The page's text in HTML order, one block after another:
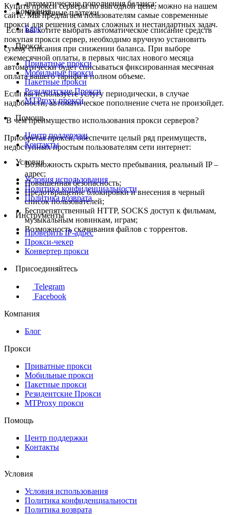
автоматические пополнения баланса;
помесячные платежи.
Если вы хотите выбрать автоматическое списание средств
покупая прокси сервер, необходимо вручную установить
сумму списания при снижении баланса. При выборе
ежемесячной оплаты, в первых числах нового месяца
автоматически будет списываться фиксированная месячная
оплата вашего тарифа в полном объеме.
Если вы используете услугу периодически, в случае
надобности, автоматическое пополнение счета не произойдет.
В чем преимущество использования прокси серверов?
Приобретая прокси, обеспечите целый ряд преимуществ,
недоступных простым пользователям сети интернет:
Возможность скрыть место пребывания, реальный IP –
адрес;
Повышенная безопасность;
Предотвращение блокировки и внесения в черный
список пользователей;
Беспрепятственный HTTP, SOCKS доступ к фильмам,
музыкальным новинкам, играм;
Возможность скачивания файлов с торрентов.
Купить прокси серверы по выгодной цене, можно на нашем
сайте. Мы предлагаем пользователям самые современные
прокси для решения самых сложных и нестандартных задач.
Компания
Блог
Прокси
Приватные прокси
Мобильные прокси
Пакетные прокси
Резидентские Прокси
MTProxy прокси
Помощь
Центр поддержки
Контакты
Условия
Условия использования
Политика конфиденциальности
Политика возврата
Инструменты
Проверить IP-адрес
Прокси-чекер
Конвертер прокси
Присоединяйтесь
Telegram
Facebook
Компания
Блог
Прокси
Приватные прокси
Мобильные прокси
Пакетные прокси
Резидентские Прокси
MTProxy прокси
Помощь
Центр поддержки
Контакты
Условия
Условия использования
Политика конфиденциальности
Политика возврата